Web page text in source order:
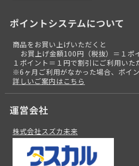
ポイントシステムについて
商品をお買い上げいただくと
お買上げ金額100円（税抜）＝１ポ
１ポイント＝１円で割引にご利用いた
※6ヶ月ご利用がなかった場合、ポイン
詳しいご案内はこちら
運営会社
株式会社スズカ未来